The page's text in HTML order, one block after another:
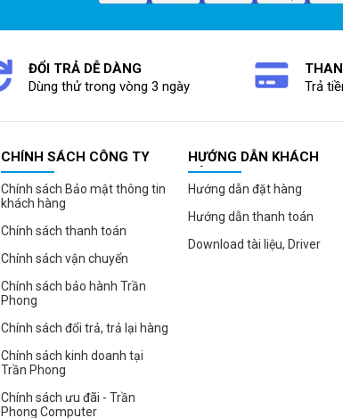
ĐỔI TRẢ DỄ DÀNG
Dùng thử trong vòng 3 ngày
Trả
CHÍNH SÁCH CÔNG TY
Chính sách Bảo mật thông tin
khách hàng
Chính sách thanh toán
Chính sách vận chuyển
Chính sách bảo hành Trần
Phong
Chính sách đổi trả, trả lại hàng
Chính sách kinh doanh tại
Trần Phong
Chính sách ưu đãi - Trần
Phong Computer
HƯỚNG DẪN KHÁCH
HÀNG
Hướng dẫn đặt hàng
Hướng dẫn thanh toán
Download tài liệu, Driver